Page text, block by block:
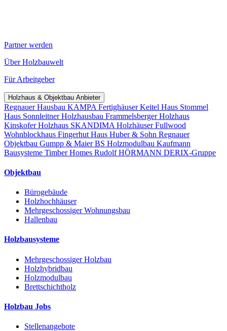
Partner werden
Über Holzbauwelt
Für Arbeitgeber
Holzhaus & Objektbau Anbieter
Regnauer Hausbau KAMPA FertighäuserKeitel Haus Stommel
Haus Sonnleitner Holzhausbau Frammelsberger Holzhaus
Kinskofer Holzhaus SKANDIMA HolzhäuserFullwood
Wohnblockhaus Fingerhut Haus Huber & Sohn Regnauer
Objektbau Gumpp & MaierBS Holzmodulbau Kaufmann
Bausysteme Timber Homes Rudolf HÖRMANN DERIX-Gruppe
Objektbau
Bürogebäude
Holzhochhäuser
Mehrgeschossiger Wohnungsbau
Hallenbau
Holzbausysteme
Mehrgeschossiger Holzbau
Holzhybridbau
Holzmodulbau
Brettschichtholz
Holzbau Jobs
Stellenangebote